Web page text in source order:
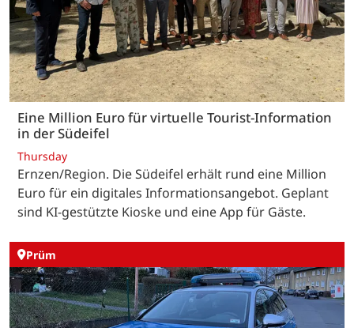
Eine Million Euro für virtuelle Tourist-Information
in der Südeifel
Thursday
Ernzen/Region. Die Südeifel erhält rund eine Million
Euro für ein digitales Informationsangebot. Geplant
sind KI-gestützte Kioske und eine App für Gäste.
Prüm